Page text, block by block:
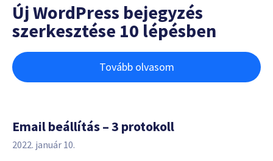
Új WordPress bejegyzés
szerkesztése 10 lépésben
Tovább olvasom
Email beállítás – 3 protokoll
2022. január 10.